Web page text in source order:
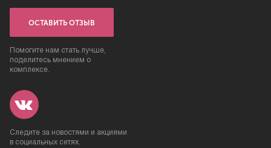
ОСТАВИТЬ ОТЗЫВ
Помогите нам стать лучше,
поделитесь мнением о
комплексе.
Следите за новостями и акциями
в социальных сетях.